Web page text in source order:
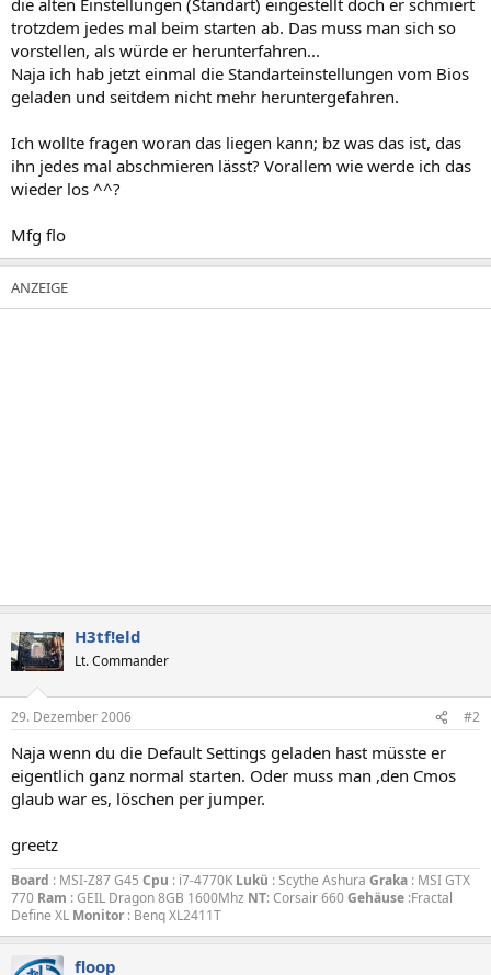
trotzdem jedes mal beim starten ab. Das muss man sich so
vorstellen, als würde er herunterfahren...
Naja ich hab jetzt einmal die Standarteinstellungen vom Bios
geladen und seitdem nicht mehr heruntergefahren.
Ich wollte fragen woran das liegen kann; bz was das ist, das
ihn jedes mal abschmieren lässt? Vorallem wie werde ich das
wieder los ^^?
Mfg flo
H3tf!eld
Lt. Commander
29. Dezember 2006 #2
Naja wenn du die Default Settings geladen hast müsste er
eigentlich ganz normal starten. Oder muss man ,den Cmos
glaub war es, löschen per jumper.
greetz
Board : MSI-Z87 G45 Cpu : i7-4770K Lukü : Scythe Ashura Graka : MSI GTX
770 Ram : GEIL Dragon 8GB 1600Mhz NT: Corsair 660Gehäuse :Fractal
Define XL Monitor : Benq XL2411T
floop